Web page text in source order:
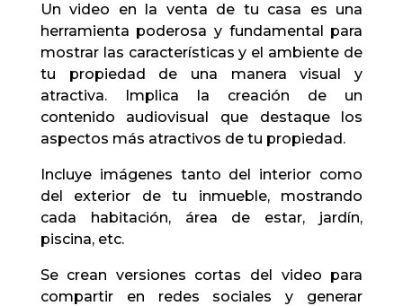
Un video en la venta de tu casa es una
herramienta poderosa y fundamental para
mostrar las características y el ambiente de
tu propiedad de una manera visual y
atractiva. Implica la creación de un
contenido audiovisual que destaque los
aspectos más atractivos de tu propiedad.
Incluye imágenes tanto del interior como
del exterior de tu inmueble, mostrando
cada habitación, área de estar, jardín,
piscina, etc.
Se crean versiones cortas del video para
compartir en redes sociales y generar